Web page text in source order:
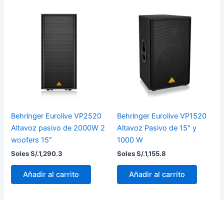
Behringer Eurolive VP2520
Altavoz pasivo de 2000W 2
woofers 15″
Soles S/.1,290.3
Añadir al carrito
Behringer Eurolive VP1520
Altavoz Pasivo de 15″ y
1000 W
Soles S/.1,155.8
Añadir al carrito